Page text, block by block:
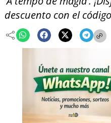
descuento con el